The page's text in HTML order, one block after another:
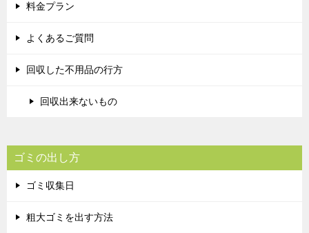
料金プラン
よくあるご質問
回収した不用品の行方
回収出来ないもの
ゴミの出し方
ゴミ収集日
粗大ゴミを出す方法